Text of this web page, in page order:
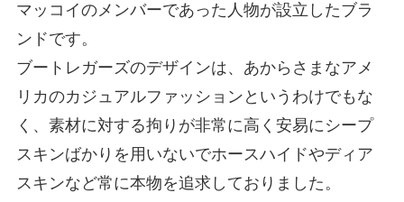
マッコイのメンバーであった人物が設立したブラ
ンドです。
ブートレガーズのデザインは、あからさまなアメ
リカのカジュアルファッションというわけでもな
く、素材に対する拘りが非常に高く安易にシープ
スキンばかりを用いないでホースハイドやディア
スキンなど常に本物を追求しておりました。